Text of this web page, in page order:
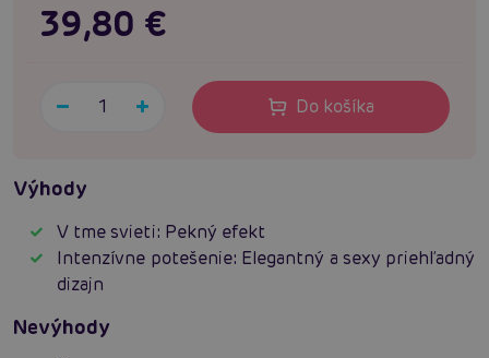
39,80 €
Do košíka
Výhody
V tme svieti: Pekný efekt
Intenzívne potešenie: Elegantný a sexy priehľadný
dizajn
Nevýhody